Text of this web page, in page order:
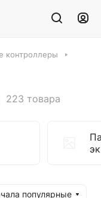
контроллеры
223 товара
популярные